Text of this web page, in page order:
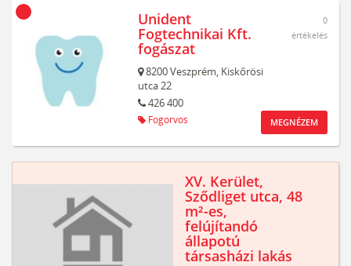
Unident
Fogtechnikai Kft.
fogászat
8200Veszprém, Kiskőrösi
utca 22
426 400
Fogorvos
0
értékelés
MEGNÉZEM
XV. Kerület,
Sződliget utca, 48
m²-es,
felújítandó
állapotú
társasházi lakás